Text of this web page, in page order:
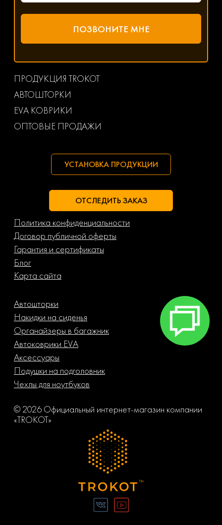
ПРОДУКЦИЯ TROKOT
АВТОШТОРКИ
EVA КОВРИКИ
ОПТОВЫЕ ПРОДАЖИ
УСТАНОВКА ПРОДУКЦИИ
ОТСЛЕДИТЬ ЗАКАЗ
Политика конфиденциальности
Договор публичной оферты
Гарантия и сертификаты
Блог
Карта сайта
Автошторки
Накидки на сиденья
Органайзеры в багажник
Автоковрики EVA
Аксессуары
Подушки на подголовник
Чехлы для ноутбуков
© 2026 Официальный интернет-магазин компании
«TROKOT»